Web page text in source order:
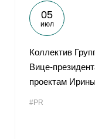
05
июл
Коллектив
Вице-
проектам
#PR